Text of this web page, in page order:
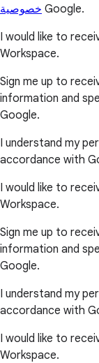
خصوصية Google.
I would like to
Workspace.
Sign me up to
information and
Google.
I understand my
accordance with
I would like to
Workspace.
Sign me up to
information and
Google.
I understand my
accordance with
I would like to
Workspace.